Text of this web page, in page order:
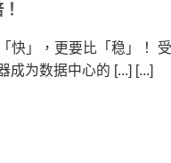
快」，更要比「稳」！
成为数据中心的 [...] [...]